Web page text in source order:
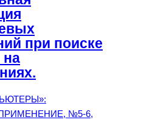
при поиске
на
№5-6,